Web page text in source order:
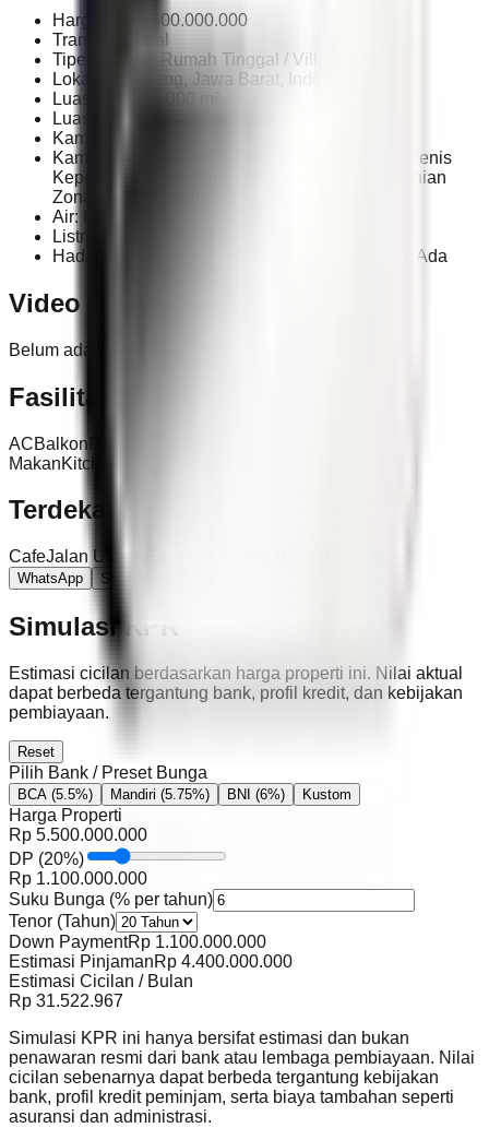
Harga: Rp 5.500.000.000
Transaksi: Jual
Tipe Properti: Rumah Tinggal / Villa
Lokasi: Bandung, Jawa Barat, Indonesia
Luas Tanah: 5.000 m²
Luas Bangunan: 350 m² Lantai: 2
Kamar Tidur: 5
Kamar Mandi: 3 Kamar ART: 1 Sertifikat: SHM Jenis
Kepemilikan: Hak Milik Jenis Tanah: Tanah Hunian
Zonasi: Perumahan
Air: PDAM
Listrik: 2.200 Watt
Hadap: Selatan Parkir Mobil: Ada Parkir Motor: Ada
Video
Belum ada video untuk properti ini.
Fasilitas
ACBalkon
MakanKitchen Set
Terdekat
CafeJalan Utama
WhatsApp Schedule Viewing
Simulasi KPR
Estimasi cicilan berdasarkan harga properti ini. Nilai aktual
dapat berbeda tergantung bank, profil kredit, dan kebijakan
pembiayaan.
Reset
Pilih Bank / Preset Bunga
BCA (5.5%) Mandiri (5.75%) BNI (6%) Kustom
Harga Properti
Rp 5.500.000.000
DP (20%)
Rp 1.100.000.000
Suku Bunga (% per tahun)
Tenor (Tahun)
Down PaymentRp 1.100.000.000
Estimasi PinjamanRp 4.400.000.000
Estimasi Cicilan / Bulan
Rp 31.522.967
Simulasi KPR ini hanya bersifat estimasi dan bukan
penawaran resmi dari bank atau lembaga pembiayaan. Nilai
cicilan sebenarnya dapat berbeda tergantung kebijakan
bank, profil kredit peminjam, serta biaya tambahan seperti
asuransi dan administrasi.